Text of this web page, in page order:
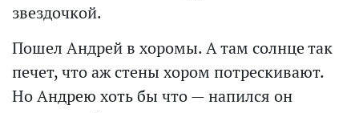
звездочкой.
Пошел Андрей в хоромы. А там солнце так
печет, что аж стены хором потрескивают.
Но Андрею хоть бы что — напился он